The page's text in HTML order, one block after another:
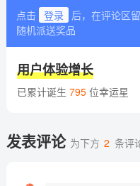
点击 登录
后，在评论区
随机派送奖品
用户体验增长
已累计诞生 795位幸运星
发表评论 为下方 2 条评